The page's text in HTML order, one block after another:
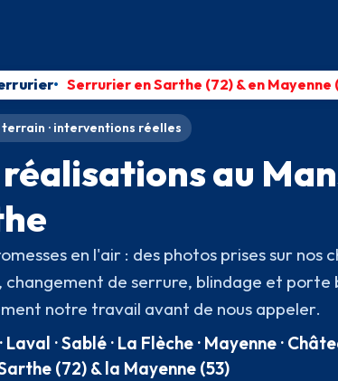
Serrurier en Sarthe (72) & en Mayenne
terrain · interventions réelles
au
en l'air : des photos prises sur nos
changement de serrure, blindage et porte
notre travail avant de nous appeler.
Laval · Sablé · La Flèche · Mayenne ·
(72) & la Mayenne (53)